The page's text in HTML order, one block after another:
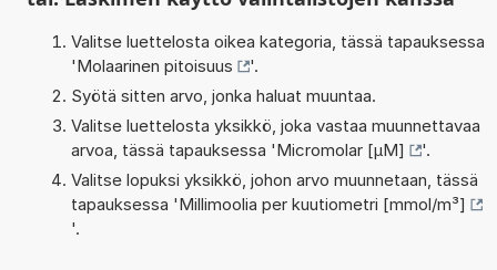
Valitse luettelosta oikea kategoria, tässä tapauksessa
'Molaarinen pitoisuus
'.
Syötä sitten arvo, jonka haluat muuntaa.
Valitse luettelosta yksikkö, joka vastaa muunnettavaa
arvoa, tässä tapauksessa 'Micromolar [µM]
'.
Valitse lopuksi yksikkö, johon arvo muunnetaan, tässä
tapauksessa 'Millimoolia per kuutiometri [mmol/m³]
'.